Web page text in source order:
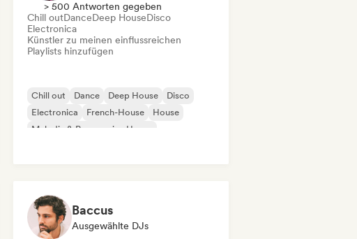
> 500 Antworten gegeben
Chill outDanceDeep HouseDisco
Electronica
Künstler zu meinen einflussreichen
Playlists hinzufügen
Chill out Dance Deep House
Disco
Electronica
French-House
House
Melodic & Progressive House
Baccus
Ausgewählte DJs